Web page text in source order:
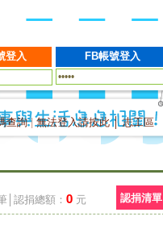
查詢|無法登入請按此│志工區
│認捐總額： 0 元 認捐清單